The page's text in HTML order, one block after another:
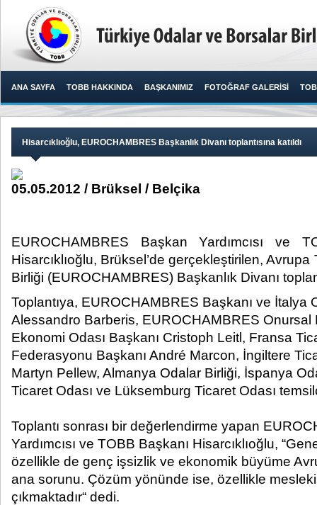
ANA SAYFA TOBB HAKKINDA BAŞKANIMIZ FOTOĞRAF GALERİSİ
Hisarcıklıoğlu, EUROCHAMBRES Başkanlık Divanı toplantısına katıldı
05.05.2012 / Brüksel / Belçika
EUROCHAMBRES Başkan Yardımcısı ve
Hisarcıklıoğlu, Brüksel’de gerçekleştirilen,
Birliği (EUROCHAMBRES) Başkanlık Divanı
Toplantıya, EUROCHAMBRES Başkanı ve İtalya
Alessandro Barberis, EUROCHAMBRES Onursal
Ekonomi Odası Başkanı Cristoph Leitl, Fransa
Federasyonu Başkanı André Marcon, İngiltere
Martyn Pellew, Almanya Odalar Birliği, İspanya
Ticaret Odası ve Lüksemburg Ticaret Odası
Toplantı sonrası bir değerlendirme yapan
Yardımcısı ve TOBB Başkanı Hisarcıklıoğlu,
özellikle de genç işsizlik ve ekonomik büyüme
ana sorunu. Çözüm yönünde ise, özellikle
çıkmaktadır“ dedi.